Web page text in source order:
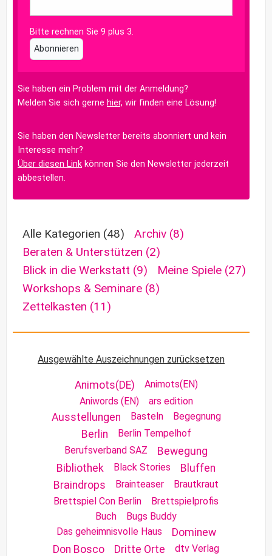
Bitte rechnen Sie 9 plus 3.
Abonnieren
Sie haben ein Problem mit der Anmeldung?
Melden Sie sich gerne hier, wir finden eine Lösung!
Sie haben den Newsletter bereits abonniert und kein
Interesse mehr?
Über diesen Link können Sie den Newsletter jederzeit
abbestellen.
Alle Kategorien (48) Archiv (8)
Beraten & Unterstützen (2)
Blick in die Werkstatt (9) Meine Spiele (27)
Workshops & Seminare (8)
Zettelkasten (11)
Ausgewählte Auszeichnungen zurücksetzen
Animots(DE)
Animots(EN)
Aniwords (EN)
ars edition
Ausstellungen Basteln Begegnung
Berlin
Berlin Tempelhof
Berufsverband SAZ
Bewegung
Bibliothek
Black Stories
Bluffen
Braindrops
Brainteaser
Brautkraut
Brettspiel Con Berlin
Brettspielprofis
Buch
Bugs Buddy
Das geheimnisvolle Haus
Dominew
Don Bosco
Dritte Orte dtv Verlag